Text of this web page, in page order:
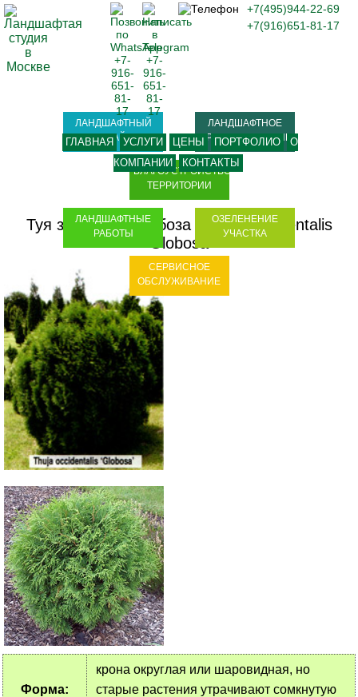
Туя западная Глобоза - Thuja occidentalis
Globosa
Форма:
крона округлая или шаровидная, но
старые растения утрачивают сомкнутую
+7(495)944-22-69
+7(916)651-81-17
ГЛАВНАЯ УСЛУГИ ЦЕНЫ ПОРТФОЛИО
О
КОМПАНИИ
КОНТАКТЫ
ЛАНДШАФТНЫЙ
ДИЗАЙН
ЛАНДШАФТНОЕ
ПРОЕКТИРОВАНИЕ
БЛАГОУСТРОЙСТВО
ТЕРРИТОРИИ
ЛАНДШАФТНЫЕ
РАБОТЫ
ОЗЕЛЕНЕНИЕ
УЧАСТКА
СЕРВИСНОЕ
ОБСЛУЖИВАНИЕ